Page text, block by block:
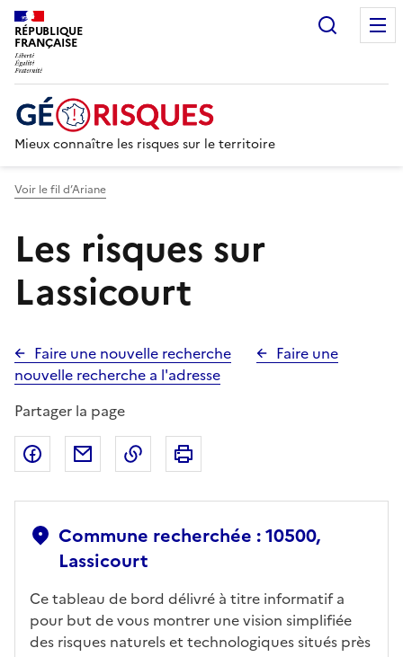
RÉPUBLIQUE
FRANÇAISE
Mieux connaître les risques sur le territoire
Voir le fil d’Ariane
Les risques sur
Lassicourt
Faire une nouvelle recherche
Faire une
nouvelle recherche a l'adresse
Partager la page
Partager sur Facebook
Partager par emailCopier dans le presse-papier
Commune recherchée : 10500,
Lassicourt
Ce tableau de bord délivré à titre informatif a
pour but de vous montrer une vision simplifiée
des risques naturels et technologiques situés près